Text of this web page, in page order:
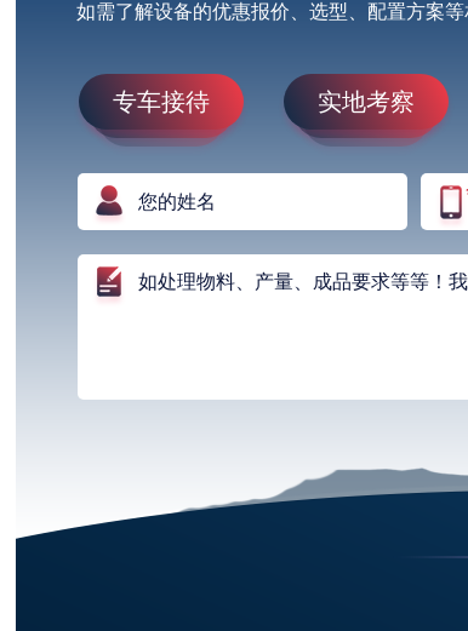
如需了解设备的优惠报价、选型、配置方案
专车接待 实地考察